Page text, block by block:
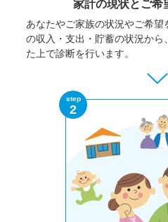
家計の現状と ご希
あなたやご家族の状況やご希望
の収入・支出・貯蓄の状況から
た上で診断を行います。
step
2